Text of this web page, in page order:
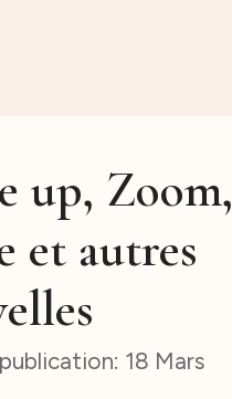
up, Zoom,
et autres
18 Mars